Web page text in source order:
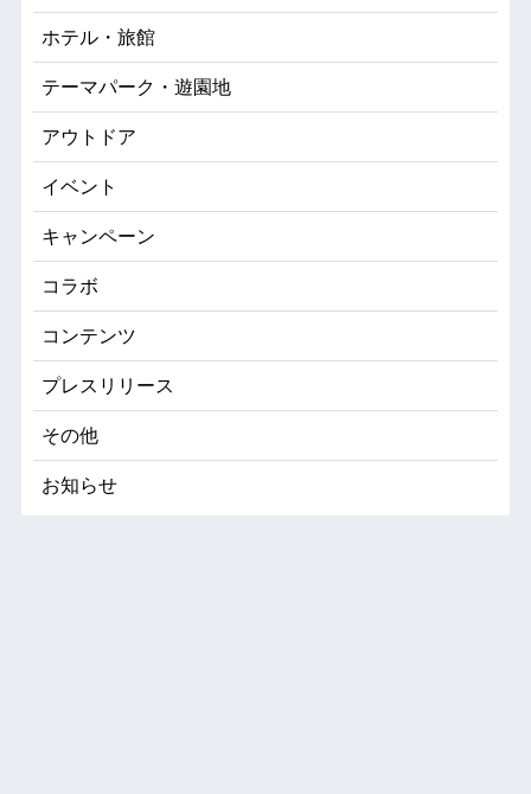
ホテル・旅館
テーマパーク・遊園地
アウトドア
イベント
キャンペーン
コラボ
コンテンツ
プレスリリース
その他
お知らせ